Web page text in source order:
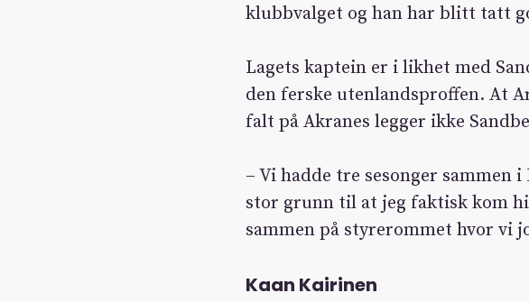
klubbvalget og han har blitt tatt
Lagets kaptein er i likhet med
den ferske utenlandsproffen. At
falt på Akranes legger ikke
– Vi hadde tre sesonger sammen
stor grunn til at jeg faktisk kom
sammen på styrerommet hvor vi
Kaan Kairinen